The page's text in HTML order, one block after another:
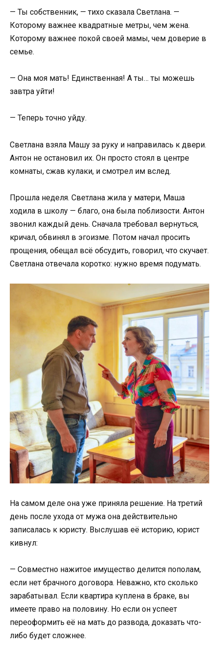
— Ты собственник, — тихо сказала Светлана. —
Которому важнее квадратные метры, чем жена.
Которому важнее покой своей мамы, чем доверие в
семье.
— Она моя мать! Единственная! А ты… ты можешь
завтра уйти!
— Теперь точно уйду.
Светлана взяла Машу за руку и направилась к двери.
Антон не остановил их. Он просто стоял в центре
комнаты, сжав кулаки, и смотрел им вслед.
Прошла неделя. Светлана жила у матери, Маша
ходила в школу — благо, она была поблизости. Антон
звонил каждый день. Сначала требовал вернуться,
кричал, обвинял в эгоизме. Потом начал просить
прощения, обещал всё обсудить, говорил, что скучает.
Светлана отвечала коротко: нужно время подумать.
На самом деле она уже приняла решение. На третий
день после ухода от мужа она действительно
записалась к юристу. Выслушав её историю, юрист
кивнул:
— Совместно нажитое имущество делится пополам,
если нет брачного договора. Неважно, кто сколько
зарабатывал. Если квартира куплена в браке, вы
имеете право на половину. Но если он успеет
переоформить её на мать до развода, доказать что-
либо будет сложнее.